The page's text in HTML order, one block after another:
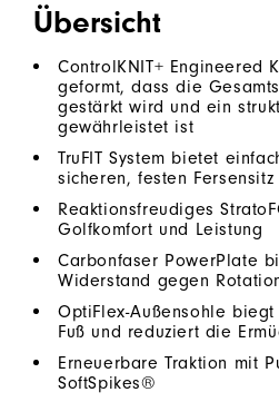
Übersicht
ControlKNIT+ Engineered
geformt, dass die
gestärkt wird und ein
gewährleistet ist
TruFIT System bietet
sicheren, festen Fersensitz
Reaktionsfreudiges
Golfkomfort und Leistung
Carbonfaser PowerPlate
Widerstand gegen
OptiFlex-Außensohle
Fuß und reduziert die
Erneuerbare Traktion mit
SoftSpikes®